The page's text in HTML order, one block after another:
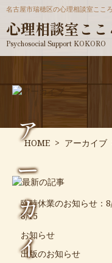
名古屋市瑞穂区の心理相談室ここ
心理相談室ここ
Psychosocial Support KOKORO
ア
ー
カ
イ
HOME > アーカイブ
臨時休業のお知らせ：
8/15
お知らせ
出版のお知らせ